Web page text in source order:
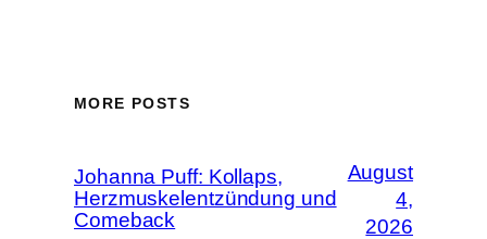
MORE POSTS
Johanna Puff: Kollaps,
Herzmuskelentzündung und
Comeback
August
4,
2026